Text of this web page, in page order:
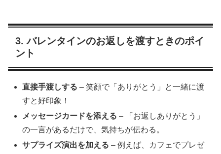
3. バレンタインのお返しを渡すときのポイ
ント
直接手渡しする – 笑顔で「ありがとう」と一緒に渡
すと好印象！
メッセージカードを添える – 「お返しありがとう」
の一言があるだけで、気持ちが伝わる。
サプライズ演出を加える – 例えば、カフェでプレゼ